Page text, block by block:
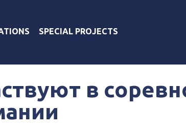
SPECIAL PROJECTS
в